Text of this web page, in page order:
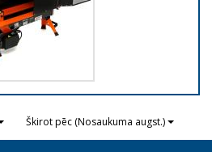
Škirot pēc (Nosaukuma augst.)